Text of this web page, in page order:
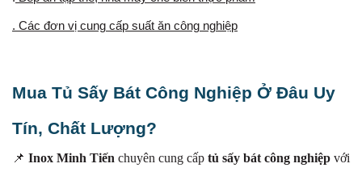
. Các đơn vị cung cấp suất ăn công nghiệp
Mua Tủ Sấy Bát Công Nghiệp Ở Đâu Uy
Tín, Chất Lượng?
📌 Inox Minh Tiến chuyên cung cấp tủ sấy bát công nghiệp với